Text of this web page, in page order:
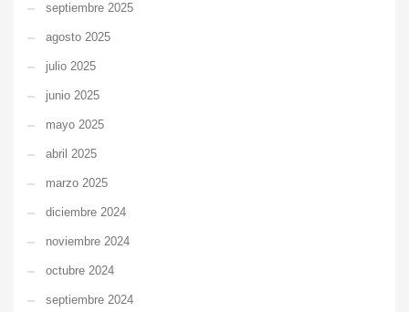
septiembre 2025
agosto 2025
julio 2025
junio 2025
mayo 2025
abril 2025
marzo 2025
diciembre 2024
noviembre 2024
octubre 2024
septiembre 2024